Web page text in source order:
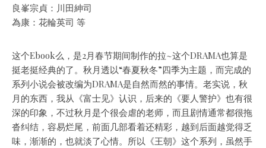
良峯宗貞：川田紳司
為康：花輪英司 等
这个Ebook么，是2月春节期间制作的拉~这个DRAMA也算是
挺老挺经典的了。秋月透以“春夏秋冬”四季为主题，而完成的
系列小说会被改编为DRAMA是自然而然的事情。老实说，秋
月的东西，我从《富士见》认识，后来的《要人警护》也有很
深的印象，不过秋月是个很会虐的老师，而且剧情通常都很拖
沓纠结，容易烂尾，前面几部看着还精彩，越到后面越觉得乏
味，渐渐的，也就淡了心情。所以《王朝》这个系列，虽然手